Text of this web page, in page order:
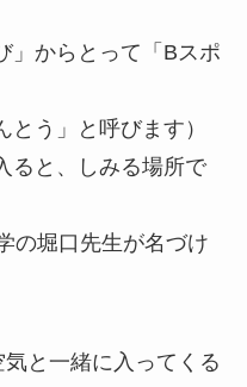
」からとって「Bスポ
とう」と呼びます）
ると、しみる場所で
の堀口先生が名づけ
気と一緒に入ってくる